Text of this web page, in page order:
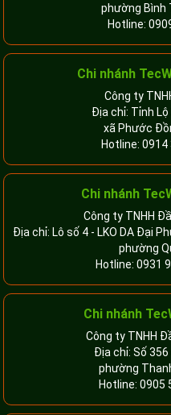
phường Bình
Hotline:
Chi nhánh
Công ty
Địa chỉ: Tỉnh
xã Phước
Hotline: 0914
Chi nhánh
Công ty TNHH
Địa chỉ: Lô số 4 - LKO DA Đại
phường
Hotline: 0931
Chi nhánh
Công ty TNHH
Địa chỉ: Số
phường
Hotline: 0905